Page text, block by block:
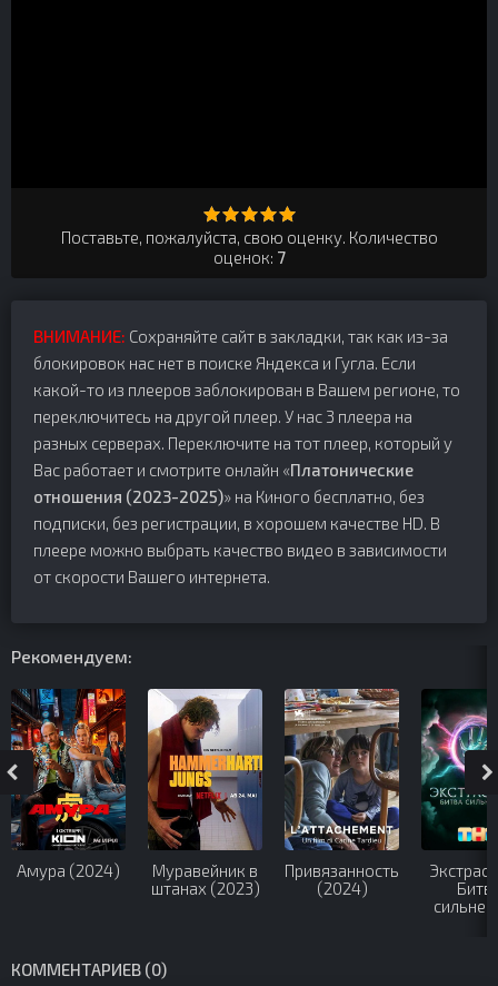
Поставьте, пожалуйста, свою оценку. Количество
оценок: 7
ВНИМАНИЕ: Сохраняйте сайт в закладки, так как из-за
блокировок нас нет в поиске Яндекса и Гугла. Если
какой-то из плееров заблокирован в Вашем регионе, то
переключитесь на другой плеер. У нас 3 плеера на
разных серверах. Переключите на тот плеер, который у
Вас работает и смотрите онлайн «Платонические
отношения (2023-2025)» на Киного бесплатно, без
подписки, без регистрации, в хорошем качестве HD. В
плеере можно выбрать качество видео в зависимости
от скорости Вашего интернета.
Рекомендуем:
Амура (2024)
Муравейник в
штанах (2023)
Привязанность
(2024)
КОММЕНТАРИЕВ (0)